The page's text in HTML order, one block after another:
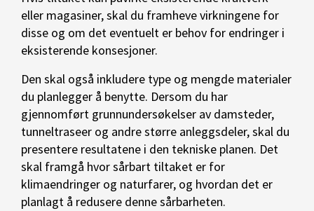
eller magasiner, skal du framheve virkningene for
disse og om det eventuelt er behov for endringer i
eksisterende konsesjoner.
Den skal også inkludere type og mengde materialer
du planlegger å benytte. Dersom du har
gjennomført grunnundersøkelser av damsteder,
tunneltraseer og andre større anleggsdeler, skal du
presentere resultatene i den tekniske planen. Det
skal framgå hvor sårbart tiltaket er for
klimaendringer og naturfarer, og hvordan det er
planlagt å redusere denne sårbarheten.